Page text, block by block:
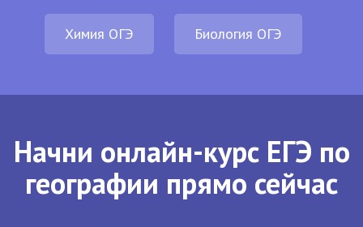
Химия ОГЭ Биология ОГЭ
Начни онлайн-курс ЕГЭ по
географии прямо сейчас